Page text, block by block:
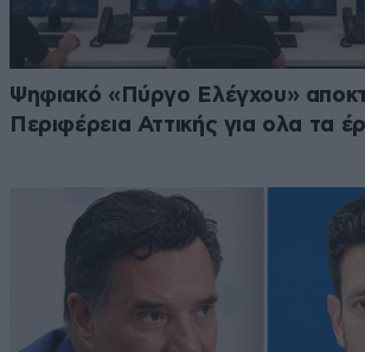
Ψηφιακό «Πύργο Ελέγχου»
Περιφέρεια Αττικής για ολα τα